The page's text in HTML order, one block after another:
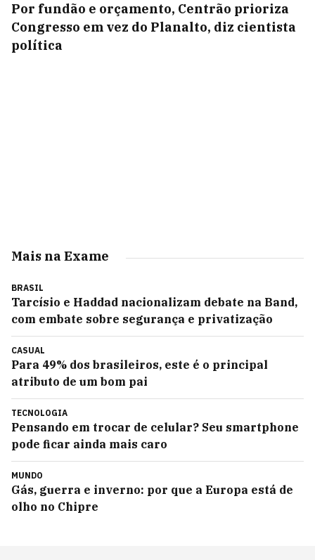
Por fundão e orçamento, Centrão prioriza
Congresso em vez do Planalto, diz cientista
política
Mais na Exame
BRASIL
Tarcísio e Haddad nacionalizam debate na Band,
com embate sobre segurança e privatização
CASUAL
Para 49% dos brasileiros, este é o principal
atributo de um bom pai
TECNOLOGIA
Pensando em trocar de celular? Seu smartphone
pode ficar ainda mais caro
MUNDO
Gás, guerra e inverno: por que a Europa está de
olho no Chipre